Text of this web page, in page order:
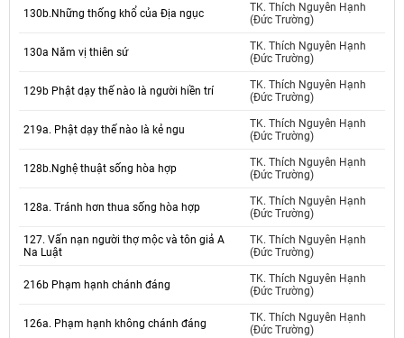
130b.Những thống khổ của Địa ngục
TK. Thích Nguyên Hạnh
(Đức Trường)
130a Năm vị thiên sứ
TK. Thích Nguyên Hạnh
(Đức Trường)
129b Phật dạy thế nào là người hiền trí
TK. Thích Nguyên Hạnh
(Đức Trường)
219a. Phật dạy thế nào là kẻ ngu
TK. Thích Nguyên Hạnh
(Đức Trường)
128b.Nghệ thuật sống hòa hợp
TK. Thích Nguyên Hạnh
(Đức Trường)
128a. Tránh hơn thua sống hòa hợp
TK. Thích Nguyên Hạnh
(Đức Trường)
127. Vấn nạn người thợ mộc và tôn giả A
Na Luật
TK. Thích Nguyên Hạnh
(Đức Trường)
216b Phạm hạnh chánh đáng
TK. Thích Nguyên Hạnh
(Đức Trường)
126a. Phạm hạnh không chánh đáng
TK. Thích Nguyên Hạnh
(Đức Trường)